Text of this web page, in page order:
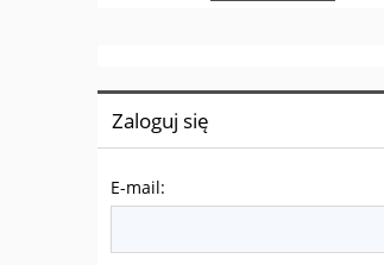
Zaloguj się
E-mail: